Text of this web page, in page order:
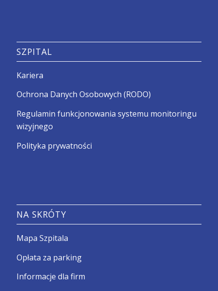
SZPITAL
Kariera
Ochrona Danych Osobowych (RODO)
Regulamin funkcjonowania systemu monitoringu
wizyjnego
Polityka prywatności
NA SKRÓTY
Mapa Szpitala
Opłata za parking
Informacje dla firm